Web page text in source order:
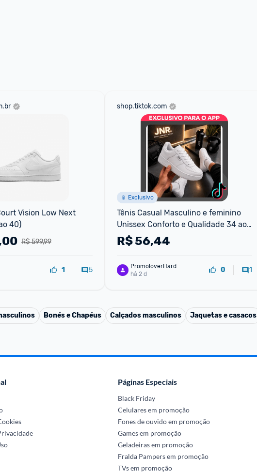
Vision Low Next
40)
R$ 599,99
1 5
shop.tiktok.com
📱 Exclusivo
Tênis Casual Masculino e feminino
Unissex Conforto e Qualidade 34 ao
43 solado macio e confortavel
material super resi
R$56,44
PromoloverHard
há 2 d
0 1
Bonés e Chapéus Calçados masculinos Jaquetas e casacos
Páginas Especiais
Black Friday
Celulares em promoção
Fones de ouvido em promoção
Games em promoção
Geladeiras em promoção
Fralda Pampers em promoção
TVs em promoção